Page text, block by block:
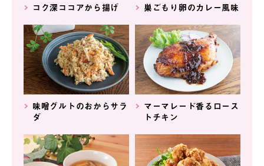
コク深ココアから揚げ 巣ごもり卵のカレー風味
味噌グルトのおからサラ
ダ
マーマレード香るロース
トチキン